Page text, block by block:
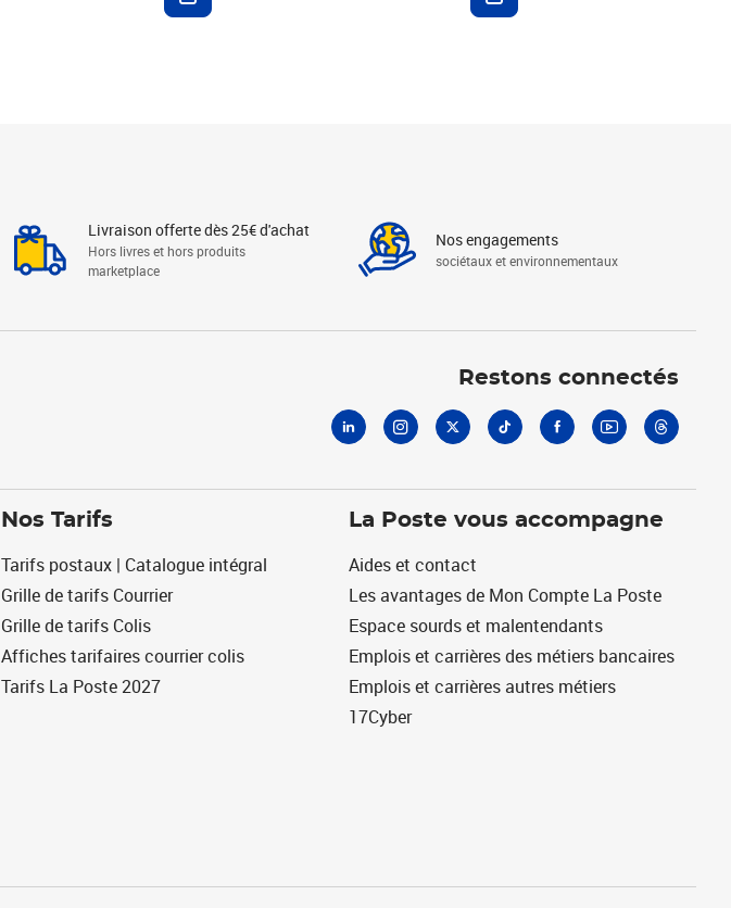
Livraison offerte dès 25€ d'achat
Hors livres et hors produits
marketplace
Nos engagements
sociétaux et environnementaux
Restons connectés
Nos Tarifs
Tarifs postaux | Catalogue intégral
Grille de tarifs Courrier
Grille de tarifs Colis
Affiches tarifaires courrier colis
Tarifs La Poste 2027
La Poste vous accompagne
Aides et contact
Les avantages de Mon Compte La Poste
Espace sourds et malentendants
Emplois et carrières des métiers bancaires
Emplois et carrières autres métiers
17Cyber